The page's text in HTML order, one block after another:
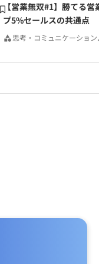
【営業無双#1】勝てる営
プ5%セールスの共通点
思考・コミュニケーション